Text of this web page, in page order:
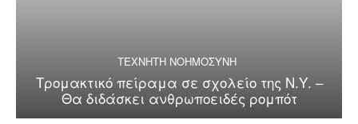
ΤΕΧΝΗΤΗ ΝΟΗΜΟΣΥΝΗ
Τρομακτικό πείραμα σε σχολείο της Ν.Υ. –
Θα διδάσκει ανθρωποειδές ρομπότ